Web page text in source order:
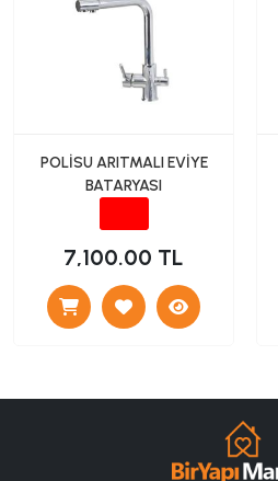
POLİSU ARITMALI EVİYE
BATARYASI
7,100.00 TL